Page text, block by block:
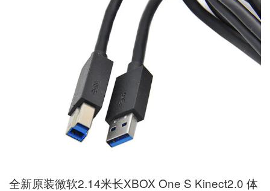
全新原装微软2.14米长XBOX One S Kinect2.0 体